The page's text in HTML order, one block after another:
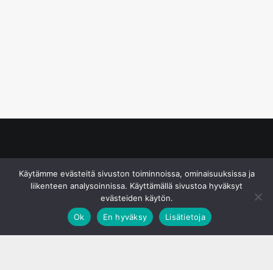
Käytämme evästeitä sivuston toiminnoissa, ominaisuuksissa ja
liikenteen analysoinnissa. Käyttämällä sivustoa hyväksyt
evästeiden käytön.
Ok
En hyväksy Lisätietoja